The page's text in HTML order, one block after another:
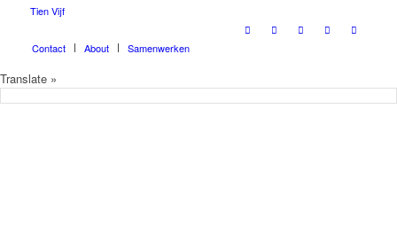
Tien Vijf
Contact About Samenwerken
Translate »